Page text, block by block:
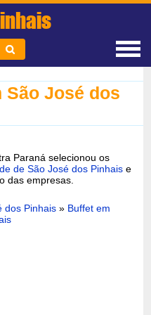
São José dos
Paraná selecionou os
de São José dos Pinhais e
das empresas.
dos Pinhais » Buffet em